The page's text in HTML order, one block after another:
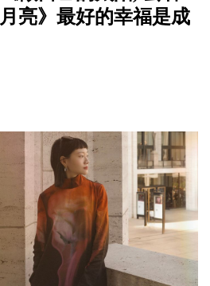
亮》最好的幸福是成